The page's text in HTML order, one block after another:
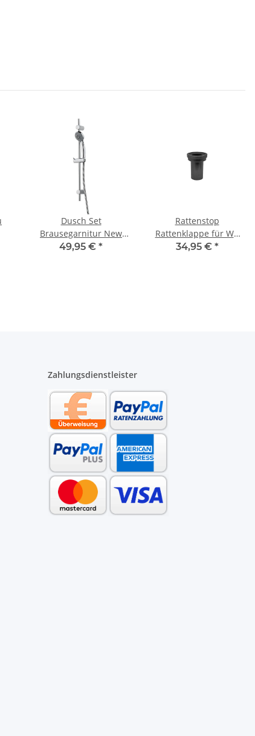
Dusch Set
Brausegarnitur New
Cento verchromt mit
49,95 € *
Rattenstop
Rattenklappe für WC
Anschlussgarnitur DN
34,95 € *
Zahlungsdienstleister